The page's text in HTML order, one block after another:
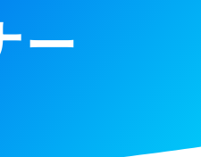
ー